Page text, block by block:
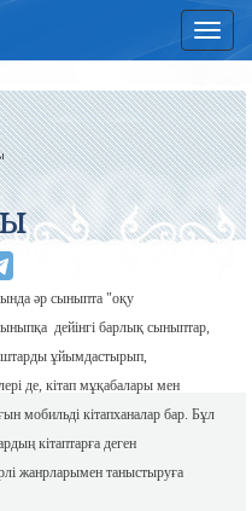
әр сыныпта "оқу
дейінгі барлық сыныптар,
ұйымдастырып,
де, кітап мұқабалары мен
мобильді кітапханалар бар. Бұл
кітаптарға деген
жанрларымен таныстыруға